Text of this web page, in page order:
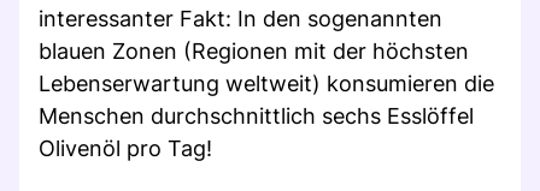
interessanter Fakt: In den sogenannten
blauen Zonen (Regionen mit der höchsten
Lebenserwartung weltweit) konsumieren die
Menschen durchschnittlich sechs Esslöffel
Olivenöl pro Tag!